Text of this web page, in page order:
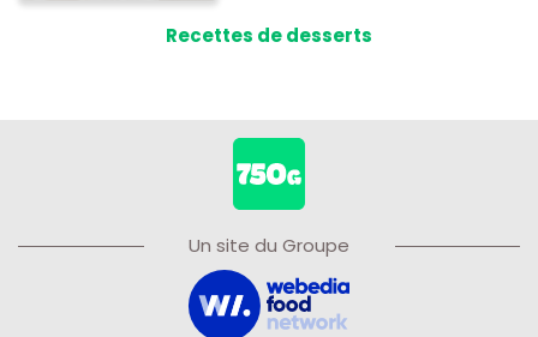
Recettes de desserts
Un site du Groupe